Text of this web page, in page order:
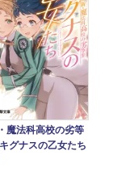
魔法科高校の劣等
グナスの乙女たち